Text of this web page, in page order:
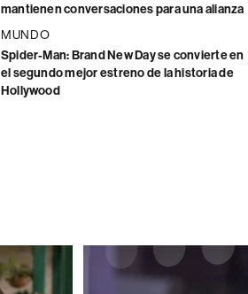
mantienen conversaciones para una alianza
MUNDO
Spider-Man: Brand New Day se convierte en
el segundo mejor estreno de la historia de
Hollywood